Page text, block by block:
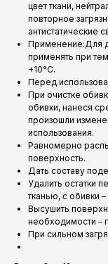
цвет ткани,
повторное
антистатические
Применение:Для
применять при
+10°С.
Перед
При очистке
обивки, нанеся
произошли
использования.
Равномерно
поверхность.
Дать составу
Удалить остатки
тканью, с обивки
Высушить
необходимости –
При сильном